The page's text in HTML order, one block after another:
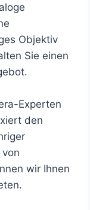
Objektiv
Sie einen
Experten
den
wir Ihnen